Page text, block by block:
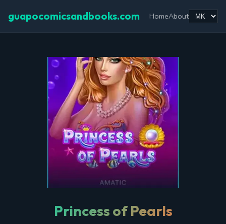
guapocomicsandbooks.com HomeAbout
Princess of Pearls